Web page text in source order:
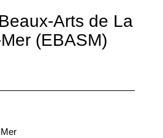
Arts de La
(EBASM)